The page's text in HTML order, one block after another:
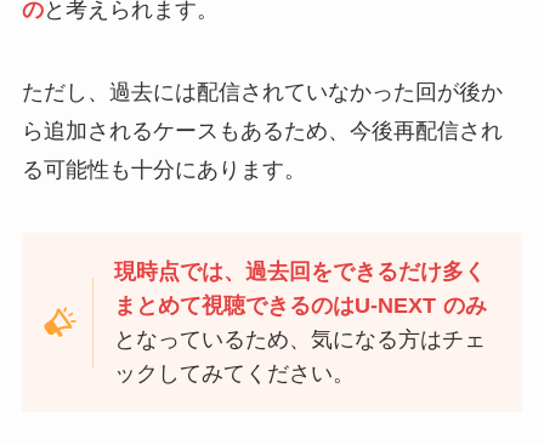
のと考えられます。
ただし、過去には配信されていなかった回が後か
ら追加されるケースもあるため、今後再配信され
る可能性も十分にあります。
現時点では、過去回をできるだけ多く
まとめて視聴できるのはU-NEXT のみ
となっているため、気になる方はチェ
ックしてみてください。